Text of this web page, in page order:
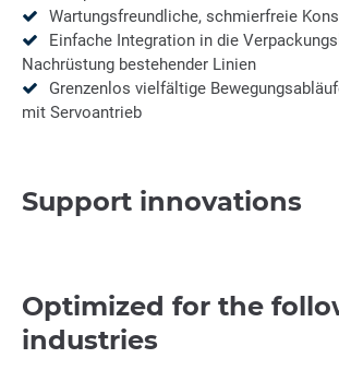
Wartungsfreundliche, schmierfreie
Einfache Integration in die
Nachrüstung bestehender Linien
Grenzenlos vielfältige
mit Servoantrieb
Support innovations
Optimized for the
industries